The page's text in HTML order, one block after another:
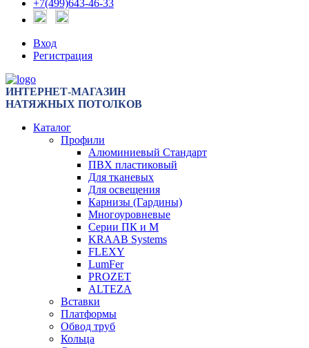
+7(499)643-46-33
Вход
Регистрация
ИНТЕРНЕТ-МАГАЗИН
НАТЯЖНЫХ ПОТОЛКОВ
Каталог
Профили
Алюминиевый Стандарт
ПВХ пластиковый
Для тканевых
Для освещения
Карнизы (Гардины)
Многоуровневые
Серии ПК и М
KRAAB Systems
FLEXY
LumFer
PROZET
ALTEZA
Вставки
Платформы
Обвод труб
Кольца